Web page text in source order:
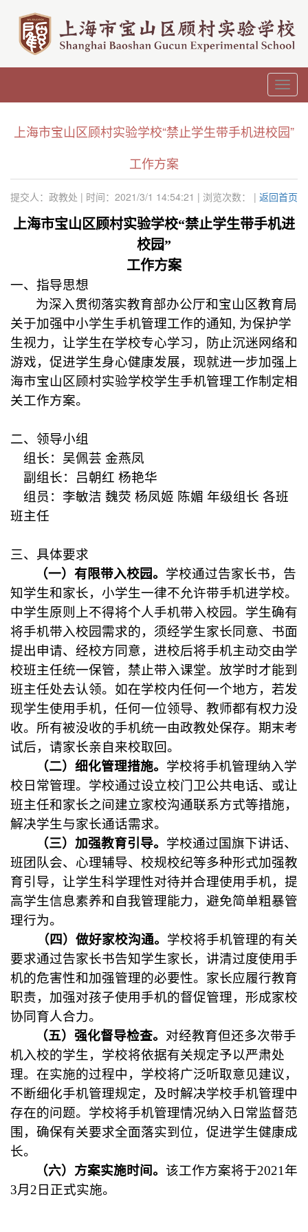
上海市宝山区顾村实验学校“禁止学生带手机进校园”
工作方案
提交人：政教处 | 时间：2021/3/1 14:54:21 | 浏览次数： | 返回首页
上海市宝山区顾村实验学校“禁止学生带手机进
校园”
工作方案
一、指导思想
为深入贯彻落实教育部办公厅和宝山区教育局
关于加强中小学生手机管理工作的通知, 为保护学
生视力，让学生在学校专心学习，防止沉迷网络和
游戏，促进学生身心健康发展，现就进一步加强上
海市宝山区顾村实验学校学生手机管理工作制定相
关工作方案。
二、领导小组
组长：吴佩芸 金燕凤
副组长：吕朝红 杨艳华
组员：李敏洁 魏荧 杨凤姬 陈媚 年级组长 各班
班主任
三、具体要求
（一）有限带入校园。 学校通过告家长书，告
知学生和家长，小学生一律不允许带手机进学校。
中学生原则上不得将个人手机带入校园。学生确有
将手机带入校园需求的，须经学生家长同意、书面
提出申请、经校方同意，进校后将手机主动交由学
校班主任统一保管，禁止带入课堂。 放学时才能到
班主任处去认领。如在学校内任何一个地方，若发
现学生使用手机，任何一位领导、教师都有权力没
收。所有被没收的手机统一由政教处保存。期末考
试后，请家长亲自来校取回。
（二）细化管理措施。 学校将手机管理纳入学
校日常管理。学校通过设立校门卫公共电话、或让
班主任和家长之间建立家校沟通联系方式等措施，
解决学生与家长通话需求。
（三）加强教育引导。 学校通过国旗下讲话、
班团队会、心理辅导、校规校纪等多种形式加强教
育引导，让学生科学理性对待并合理使用手机，提
高学生信息素养和自我管理能力，避免简单粗暴管
理行为。
（四）做好家校沟通。 学校将手机管理的有关
要求通过告家长书告知学生家长，讲清过度使用手
机的危害性和加强管理的必要性。家长应履行教育
职责，加强对孩子使用手机的督促管理，形成家校
协同育人合力。
（五）强化督导检查。 对经教育但还多次带手
机入校的学生，学校将依据有关规定予以严肃处
理。在实施的过程中， 学校将广泛听取意见建议，
不断细化手机管理规定，及时解决学校手机管理中
存在的问题。学校将手机管理情况纳入日常监督范
围，确保有关要求全面落实到位，促进学生健康成
长。
（六）方案实施时间。 该工作方案将于2021年
3月 2 日正式实施。